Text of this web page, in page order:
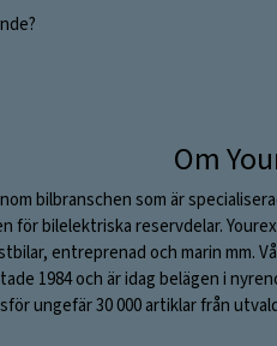
Om
bilbranschen som är
för bilelektriska reservdelar.
entreprenad och marin mm.
1984 och är idag belägen i
ungefär 30 000 artiklar från